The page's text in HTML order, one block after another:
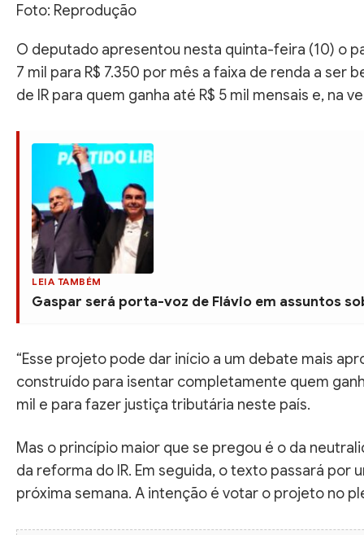
Foto: Reprodução
O deputado apresentou nesta quinta-feira (10) o
7 mil para R$ 7.350 por mês a faixa de renda a
de IR para quem ganha até R$ 5 mil mensais e, na
LEIA TAMBÉM
Gaspar será porta-voz de Flávio em assuntos
“Esse projeto pode dar início a um debate mais
construído para isentar completamente quem
mil e para fazer justiça tributária neste país.
Mas o princípio maior que se pregou é o da
da reforma do IR. Em seguida, o texto passará
próxima semana. A intenção é votar o projeto no